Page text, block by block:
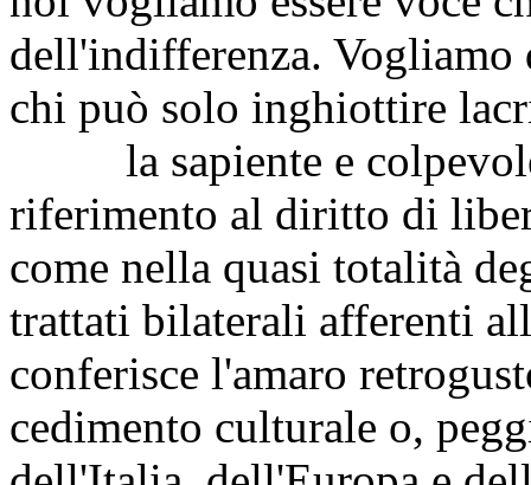
dell'indifferenza. Vogliamo
chi può solo inghiottire
la sapiente e colpevole
riferimento al diritto di
come nella quasi totalità
trattati bilaterali afferenti
conferisce l'amaro
cedimento culturale o,